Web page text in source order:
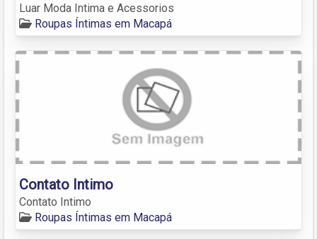
Luar Moda Intima e Acessorios
Roupas Íntimas em Macapá
Contato Intimo
Contato Intimo
Roupas Íntimas em Macapá